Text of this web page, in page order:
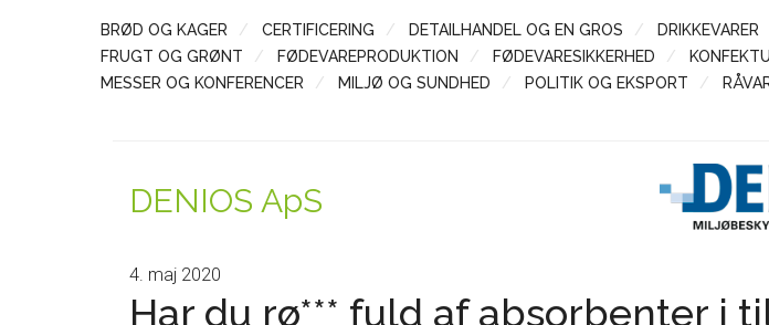
BRØD OG KAGER CERTIFICERING DETAILHANDEL OG EN GROS DRIKKEVARER
FRUGT OG GRØNT
FØDEVAREPRODUKTION FØDEVARESIKKERHED
MESSER OG KONFERENCER
MILJØ OG SUNDHED POLITIK OG EKSPORT
DENIOS ApS
4. maj 2020
Har du rø*** fuld af absorbenter i